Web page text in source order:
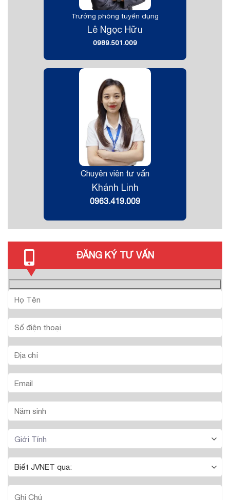
Trưởng phòng tuyển dụng
Lê Ngọc Hữu
0989.501.009
Chuyên viên tư vấn
Khánh Linh
0963.419.009
ĐĂNG KÝ TƯ VẤN